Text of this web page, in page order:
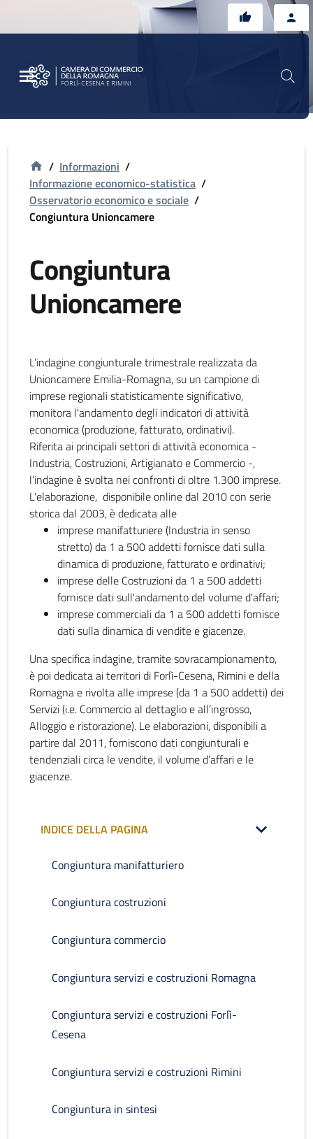
/ Informazioni /
Informazione economico-statistica /
Osservatorio economico e sociale /
Congiuntura Unioncamere
Congiuntura
Unioncamere
L’indagine congiunturale trimestrale realizzata da
Unioncamere Emilia-Romagna, su un campione di
imprese regionali statisticamente significativo,
monitora l'andamento degli indicatori di attività
economica (produzione, fatturato, ordinativi).
Riferita ai principali settori di attività economica -
Industria, Costruzioni, Artigianato e Commercio -,
l’indagine è svolta nei confronti di oltre 1.300 imprese.
L'elaborazione, disponibile online dal 2010 con serie
storica dal 2003, è dedicata alle
imprese manifatturiere (Industria in senso
stretto) da 1 a 500 addetti fornisce dati sulla
dinamica di produzione, fatturato e ordinativi;
imprese delle Costruzioni da 1 a 500 addetti
fornisce dati sull'andamento del volume d'affari;
imprese commerciali da 1 a 500 addetti fornisce
dati sulla dinamica di vendite e giacenze.
Una specifica indagine, tramite sovracampionamento,
è poi dedicata ai territori di Forlì-Cesena, Rimini e della
Romagna e rivolta alle imprese (da 1 a 500 addetti) dei
Servizi (i.e. Commercio al dettaglio e all’ingrosso,
Alloggio e ristorazione). Le elaborazioni, disponibili a
partire dal 2011, forniscono dati congiunturali e
tendenziali circa le vendite, il volume d’affari e le
giacenze.
INDICE DELLA PAGINA
Congiuntura manifatturiero
Congiuntura costruzioni
Congiuntura commercio
Congiuntura servizi e costruzioni Romagna
Congiuntura servizi e costruzioni Forlì-
Cesena
Congiuntura servizi e costruzioni Rimini
Congiuntura in sintesi